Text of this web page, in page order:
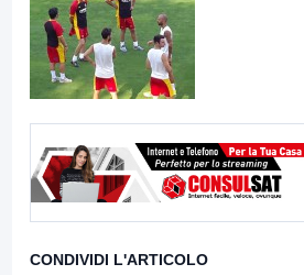
CONDIVIDI L'ARTICOLO